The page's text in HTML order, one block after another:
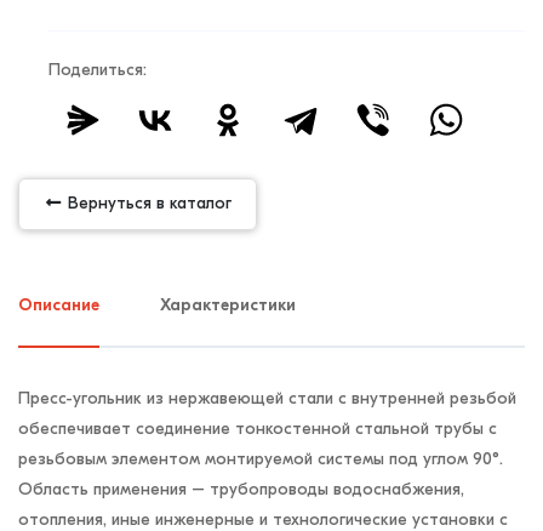
Поделиться:
Вернуться в каталог
Описание Характеристики
Пресс-угольник из нержавеющей стали с внутренней резьбой
обеспечивает соединение тонкостенной стальной трубы с
резьбовым элементом монтируемой системы под углом 90°.
Область применения – трубопроводы водоснабжения,
отопления, иные инженерные и технологические установки с